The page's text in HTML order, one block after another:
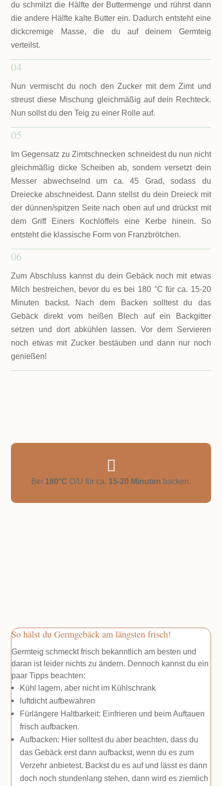
du schmilzt die Hälfte der Buttermenge und rührst dann
die andere Hälfte kalte Butter ein. Dadurch entsteht eine
dickcremige Masse, die du auf deinem Germteig
verteilst.
04
Nun vermischt du noch den Zucker mit dem Zimt und
streust diese Mischung gleichmäßig auf dein Rechteck.
Nun sollst du den Teig zu einer Rolle auf.
05
Im Gegensatz zu Zimtschnecken schneidest du nun nicht
gleichmäßig dicke Scheiben ab, sondern versetzt dein
Messer abwechselnd um ca. 45 Grad, sodass du
Dreiecke abschneidest. Dann stellst du dein Dreieck mit
der dünnen/spitzen Seite nach oben auf und drückst mit
dem Griff Einers Kochlöffels eine Kerbe hinein. So
entsteht die klassische Form von Franzbrötchen.
06
Zum Abschluss kannst du dein Gebäck noch mit etwas
Milch bestreichen, bevor du es bei 180 °C für ca. 15-20
Minuten backst. Nach dem Backen solltest du das
Gebäck direkt vom heißen Blech auf ein Backgitter
setzen und dort abkühlen lassen. Vor dem Servieren
noch etwas mit Zucker bestäuben und dann nur noch
genießen!

Bei 180°C O/U für ca. 15-20 Minuten backen.
So hälst du Germgebäck am längsten frisch!
Germteig schmeckt frisch bekanntlich am besten und
daran ist leider nichts zu ändern. Dennoch kannst du ein
paar Tipps beachten:
Kühl lagern, aber nicht im Kühlschrank
luftdicht aufbewahren
Fürlängere Haltbarkeit: Einfrieren und beim Auftauen
frisch aufbacken.
Aufbacken: Hier solltest du aber beachten, dass du
das Gebäck erst dann aufbackst, wenn du es zum
Verzehr anbietest. Backst du es auf und lässt es dann
doch noch stundenlang stehen, dann wird es ziemlich